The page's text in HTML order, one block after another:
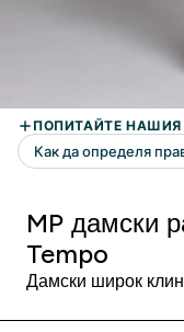
MP дамски
Tempo
Дамски широк